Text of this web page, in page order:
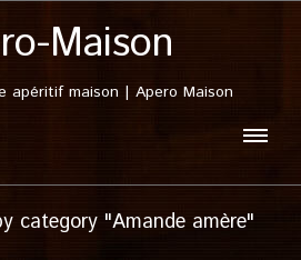
Maison
apéritif maison | Apero Maison
category "Amande amère"